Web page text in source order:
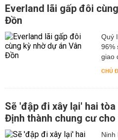
Everland lãi gấp đôi
Đồn
Quý
96%
giao
CHỦ
Sẽ 'đập đi xây lại' hai tòa
Định thành chung cư cho
Ninh